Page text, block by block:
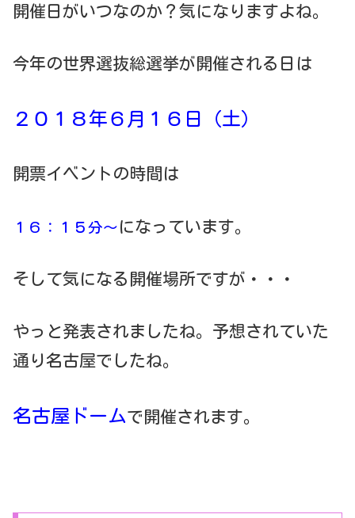
開催日がいつなのか？気になりますよね。
今年の世界選抜総選挙が開催される日は
２０１８年６月１６日（土）
開票イベントの時間は
１６：１５分～ になっています。
そして気になる開催場所ですが・・・
やっと発表されましたね。予想されていた
通り名古屋でしたね。
名古屋ドームで開催されます。